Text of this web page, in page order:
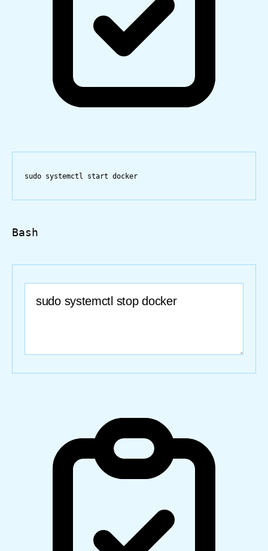
sudo systemctl start docker
Bash